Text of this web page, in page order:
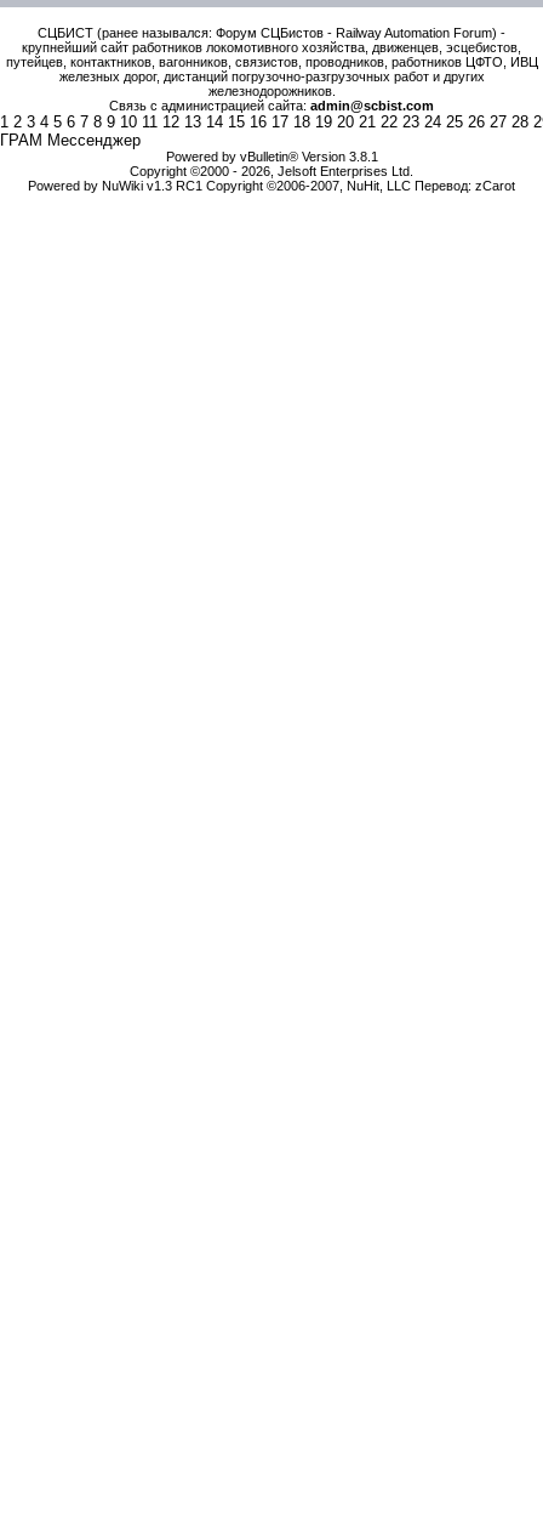
СЦБИСТ (ранее назывался: Форум СЦБистов - Railway Automation Forum) -
крупнейший сайт работников локомотивного хозяйства, движенцев, эсцебистов,
путейцев, контактников, вагонников, связистов, проводников, работников ЦФТО, ИВЦ
железных дорог, дистанций погрузочно-разгрузочных работ и других
железнодорожников.
Связь с администрацией сайта: admin@scbist.com
1 2 3 4 5 6 7 8 9 10 11 12 13 14 15 16 17 18 19 20 21 22 23 24 25 26 27 28
ГРАМ Мессенджер
Powered by vBulletin® Version 3.8.1
Copyright ©2000 - 2026, Jelsoft Enterprises Ltd.
Powered by NuWiki v1.3 RC1 Copyright ©2006-2007, NuHit, LLC Перевод: zCarot